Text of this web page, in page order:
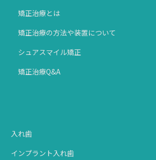
矯正治療とは
矯正治療の方法や装置について
シュアスマイル矯正
矯正治療Q&A
入れ歯
インプラント入れ歯